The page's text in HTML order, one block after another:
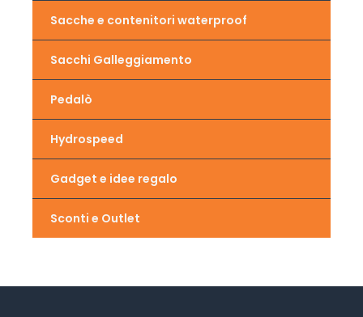
Sacche e contenitori waterproof
Sacchi Galleggiamento
Pedalò
Hydrospeed
Gadget e idee regalo
Sconti e Outlet